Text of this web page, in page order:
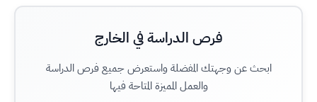
فرص الدراسة في الخارج
ابحث عن وجهتك المفضلة واستعرض جميع فرص الدراسة
والعمل المميزة المتاحة فيها